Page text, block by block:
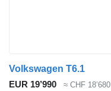
Volkswagen T6.1
EUR 19’990
≈ CHF 18’680